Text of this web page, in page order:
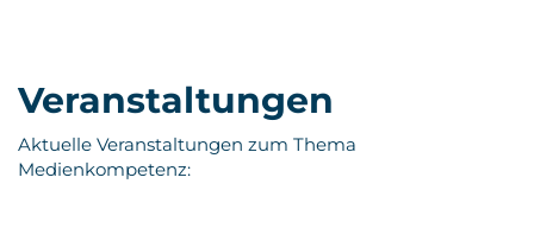
Veranstaltungen
Aktuelle Veranstaltungen zum Thema
Medienkompetenz: